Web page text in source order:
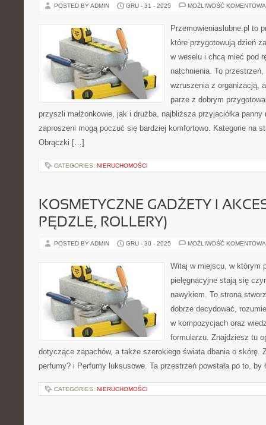
POSTED BY ADMIN GRU - 31 - 2025 MOŻLIWOŚĆ
Przemowieniaslubne.pl to
które przygotowują dzień
w weselu i chcą mieć pod
natchnienia. To przestrzeń,
wzruszenia z organizacją,
parze z dobrym
przyszli małżonkowie, jak i drużba, najbliższa przyjaciółka panny
zaproszeni mogą poczuć się bardziej komfortowo. Kategorie na
Obrączki […]
CATEGORIES: NIERUCHOMOŚCI
KOSMETYCZNE GADŻETY I
PĘDZLE, ROLLERY)
POSTED BY ADMIN GRU - 30 - 2025 MOŻLIWOŚĆ
Witaj w miejscu, w którym
pielęgnacyjne stają się
nawykiem. To strona
dobrze decydować,
w kompozycjach oraz
formularzu. Znajdziesz tu
dotyczące zapachów, a także szerokiego świata dbania o skórę.
perfumy? i Perfumy luksusowe. Ta przestrzeń powstała po to,
CATEGORIES: NIERUCHOMOŚCI